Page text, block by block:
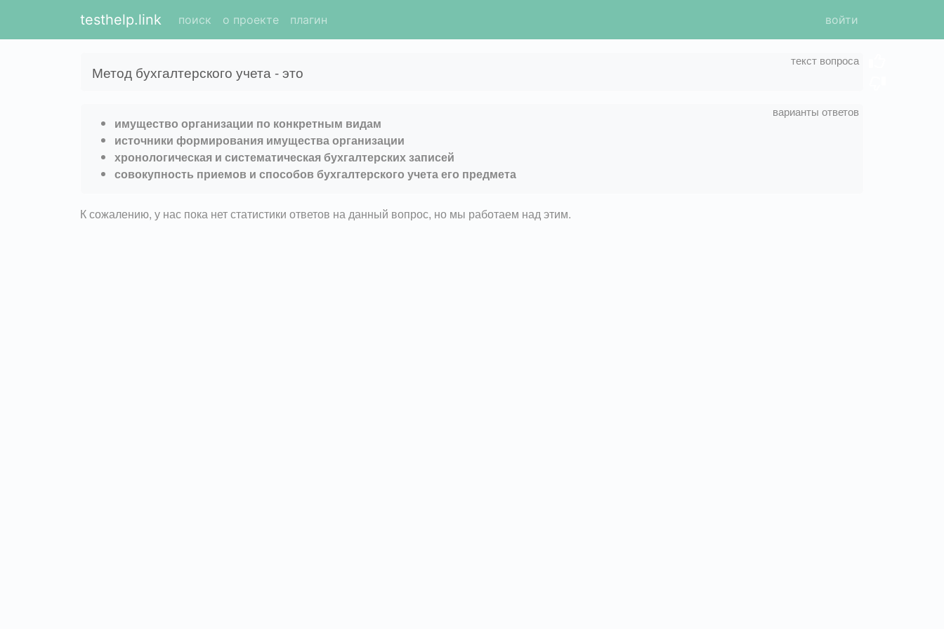
testhelp.link поиск о проекте плагин войти
Метод бухгалтерского учета - это
имущество организации по конкретным видам
источники формирования имущества организации
хронологическая и систематическая бухгалтерских записей
совокупность приемов и способов бухгалтерского учета его предмета
К сожалению, у нас пока нет статистики ответов на данный вопрос, но мы работаем над этим.